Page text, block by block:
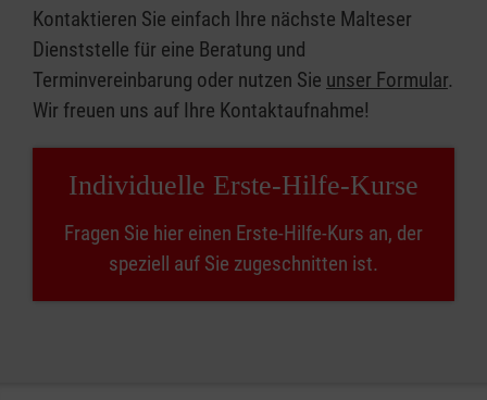
Kontaktieren Sie einfach Ihre nächste Malteser
Dienststelle für eine Beratung und
Terminvereinbarung oder nutzen Sie unser Formular.
Wir freuen uns auf Ihre Kontaktaufnahme!
Individuelle Erste-Hilfe-Kurse
Fragen Sie hier einen Erste-Hilfe-Kurs an, der
speziell auf Sie zugeschnitten ist.